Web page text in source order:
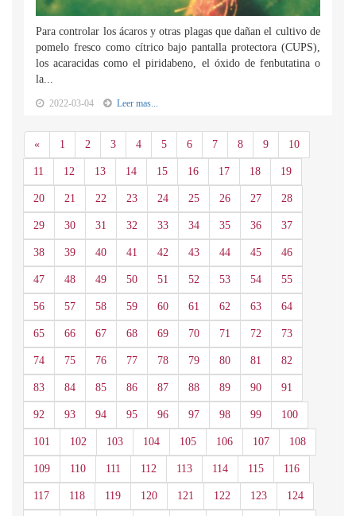
Para controlar los ácaros y otras plagas que dañan el cultivo de
pomelo fresco como cítrico bajo pantalla protectora (CUPS),
los acaracidas como el piridabeno, el óxido de fenbutatina o
la...
2022-03-04 Leer mas...
«Anterior
1 2 3 4 5 6 7 8 9 10
11 12 13 14 15 16 17 18 19
20 21 22 23 24 25 26 27 28
29 30 31 32 33 34 35 36 37
38 39 40 41 42 43 44 45 46
47 48 49 50 51 52 53 54 55
56 57 58 59 60 61 62 63 64
65 66 67 68 69 70 71 72 73
74 75 76 77 78 79 80 81 82
83 84 85 86 87 88 89 90 91
92 93 94 95 96 97 98 99 100
101 102 103 104 105 106 107 108
109 110 111 112 113 114 115 116
117 118 119 120 121 122 123 124